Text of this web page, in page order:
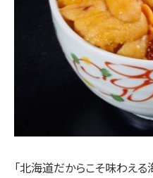
「北海道だからこそ味わえる